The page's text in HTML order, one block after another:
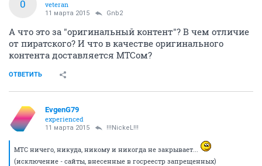
0
veteran
11 марта 2015 Gnb2
А что это за "оригинальный контент"? В чем отличие
от пиратского? И что в качестве оригинального
контента доставляется МТСом?
ОТВЕТИТЬ
EvgenG79
experienced
11 марта 2015 !!!NickeL!!!
МТС ничего, никуда, никому и никогда не закрывает...
(исключение - сайты, внесенные в госреестр запрещенных)